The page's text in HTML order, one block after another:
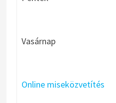
Vasárnap
Online miseközvetítés